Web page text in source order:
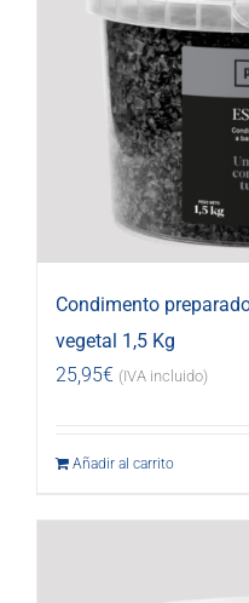
Condimento
vegetal 1,5 Kg
25,95€ (IVA incluido)
Añadir al carrito